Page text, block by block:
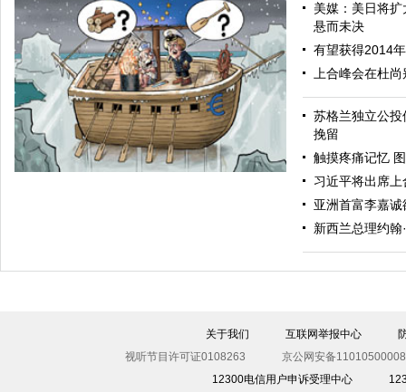
毅然转身
美媒：美日将
悬而未决
有望获得2014
上合峰会在杜
苏格兰独立公
挽留
触摸疼痛记忆
习近平将出席
亚洲首富李嘉
新西兰总理约翰
关于我们 互联网举报中心
视听节目许可证0108263
京公网安备
12300电信用户申诉受理中心